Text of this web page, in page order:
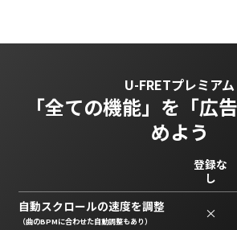
U-FRETプレミアム
「全ての機能」を 「広
めよう
登録な
し
自動スクロールの速度を調整
（曲のBPMに合わせた自動調整もあり） ×